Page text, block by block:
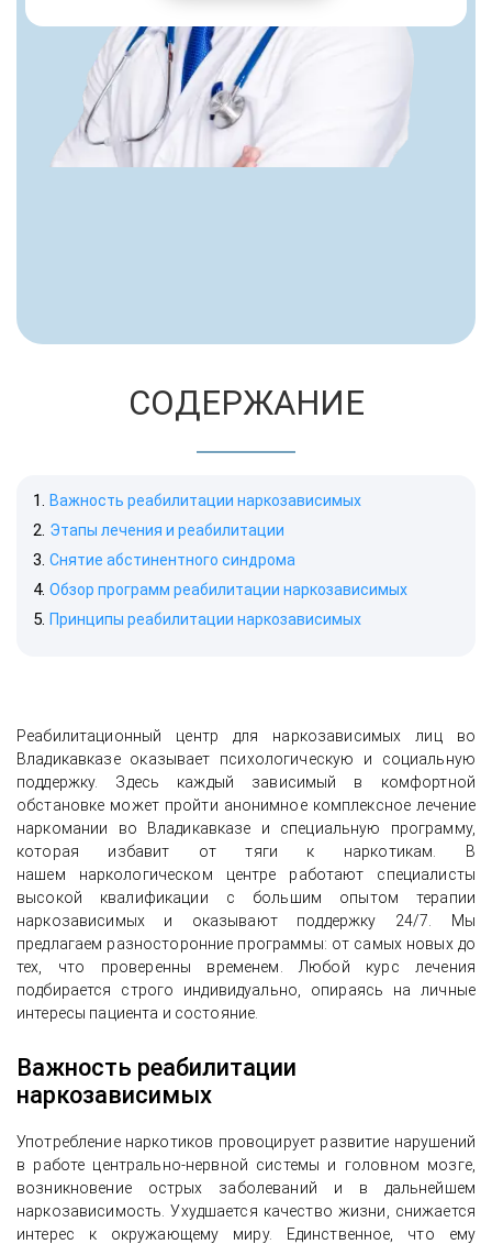
СОДЕРЖАНИЕ
Важность реабилитации наркозависимых
Этапы лечения и реабилитации
Снятие абстинентного синдрома
Обзор программ реабилитации наркозависимых
Принципы реабилитации наркозависимых
Реабилитационный центр для наркозависимых лиц во
Владикавказе оказывает психологическую и социальную
поддержку. Здесь каждый зависимый в комфортной
обстановке может пройти анонимное комплексное лечение
наркомании во Владикавказе и специальную программу,
которая избавит от тяги к наркотикам. В
нашем наркологическом центре работают специалисты
высокой квалификации с большим опытом терапии
наркозависимых и оказывают поддержку 24/7. Мы
предлагаем разносторонние программы: от самых новых до
тех, что проверенны временем. Любой курс лечения
подбирается строго индивидуально, опираясь на личные
интересы пациента и состояние.
Важность реабилитации
наркозависимых
Употребление наркотиков провоцирует развитие нарушений
в работе центрально-нервной системы и головном мозге,
возникновение острых заболеваний и в дальнейшем
наркозависимость. Ухудшается качество жизни, снижается
интерес к окружающему миру. Единственное, что ему